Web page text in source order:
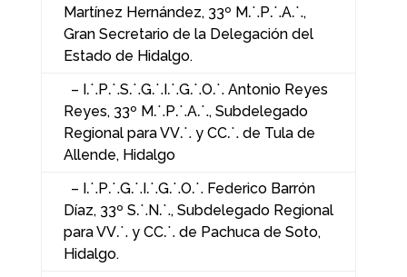
Martínez Hernández, 33º M⸫P⸫A⸫,
Gran Secretario de la Delegación del
Estado de Hidalgo.
– I⸫P⸫S⸫G⸫I⸫G⸫O⸫ Antonio Reyes
Reyes, 33º M⸫P⸫A⸫, Subdelegado
Regional para VV⸫ y CC⸫ de Tula de
Allende, Hidalgo
– I⸫P⸫G⸫I⸫G⸫O⸫ Federico Barrón
Díaz, 33º S⸫N⸫, Subdelegado Regional
para VV⸫ y CC⸫ de Pachuca de Soto,
Hidalgo.